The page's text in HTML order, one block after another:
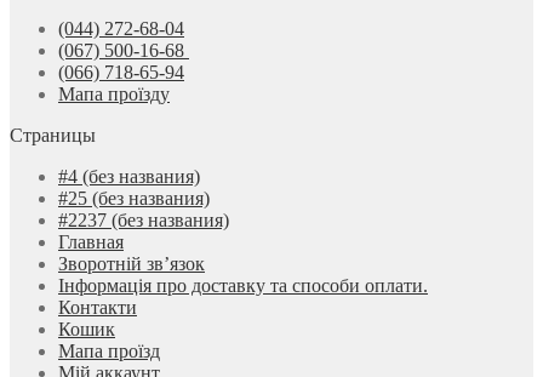
(044) 272-68-04
(067) 500-16-68
(066) 718-65-94
Мапа проїзду
Страницы
#4 (без названия)
#25 (без названия)
#2237 (без названия)
Главная
Зворотній зв’язок
Інформація про доставку та способи оплати.
Контакти
Кошик
Мапа проїзд